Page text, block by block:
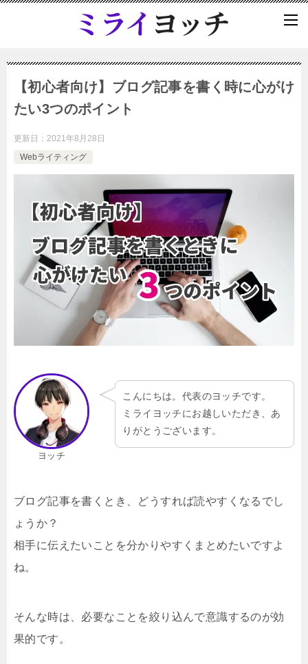
【初心者向け】ブログ記事を書く時に心がけ
たい3つのポイント
更新日： 2021年8月28日
Webライティング
ヨッチ
こんにちは。代表のヨッチです。
ミライヨッチにお越しいただき、あ
りがとうございます。
ブログ記事を書くとき、どうすれば読やすくなるでし
ょうか？
相手に伝えたいことを分かりやすくまとめたいですよ
ね。
そんな時は、必要なことを絞り込んで意識するのが効
果的です。